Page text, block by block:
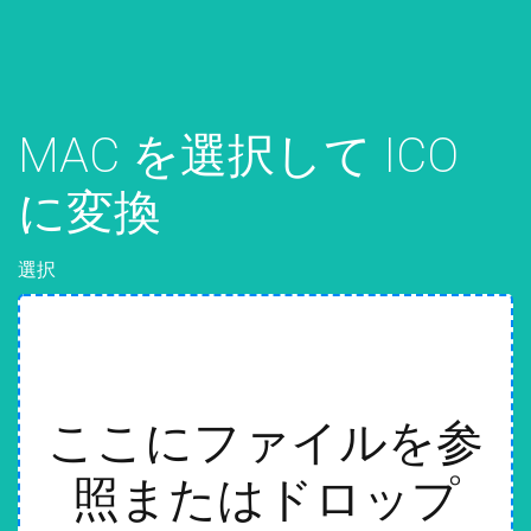
MAC を選択して ICO
に変換
選択
ここにファイルを参
照またはドロップ